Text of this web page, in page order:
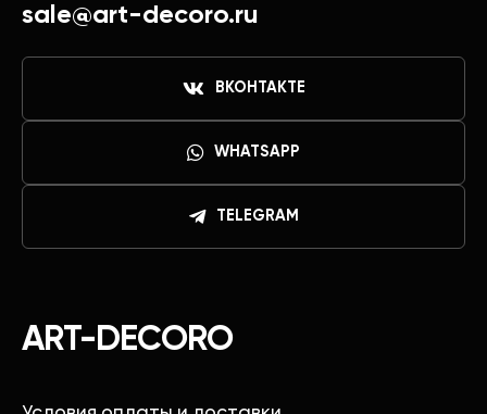
ART-DECORO
sale@art-decoro.ru
ВКОНТАКТЕ
WHATSAPP
TELEGRAM